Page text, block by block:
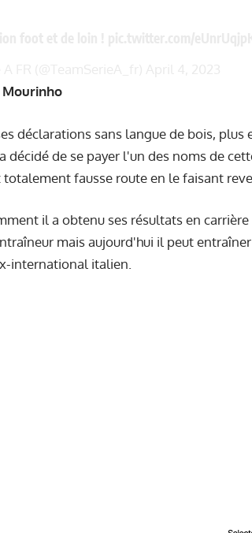
Mourinho
déclarations sans langue de bois, plus
décidé de se payer l'un des noms de
fausse route en le faisant
il a obtenu ses résultats en
mais aujourd'hui il peut
international italien.